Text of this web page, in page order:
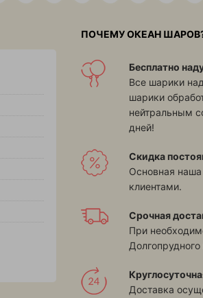
ПОЧЕМУ ОКЕАН
Бесплатно
Все шарики
шарики
нейтральным
дней!
Скидка
Основная
клиентами.
Срочная
При
Доставка